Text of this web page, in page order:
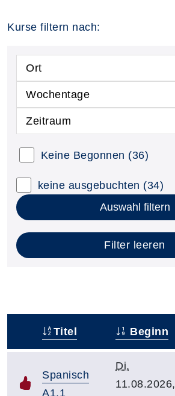
Kurse filtern nach:
Ort
Wochentage
Zeitraum
Keine Begonnen (36)
keine ausgebuchten (34)
Auswahl filtern
Filter leeren
Titel Beginn
Spanisch
A1.1
Di.
11.08.2026,